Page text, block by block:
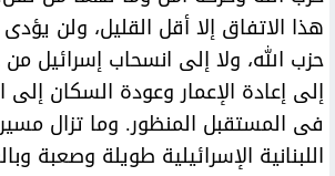
هذا الاتفاق إلا أقل القليل، ولن
حزب الله، ولا إلى انسحاب إسرائيل من
إلى إعادة الإعمار وعودة السكان إلى
فى المستقبل المنظور. وما تزال
اللبنانية الإسرائيلية طويلة وصعبة